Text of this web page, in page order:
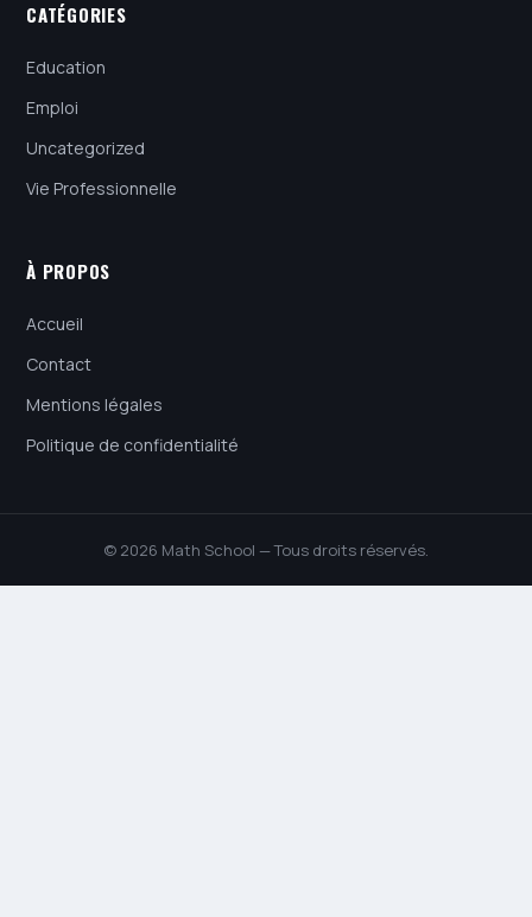
CATÉGORIES
Education
Emploi
Uncategorized
Vie Professionnelle
À PROPOS
Accueil
Contact
Mentions légales
Politique de confidentialité
© 2026 Math School — Tous droits réservés.